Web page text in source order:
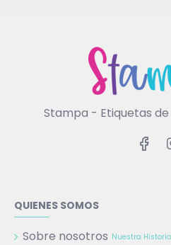
Stampa - Etiquetas de
QUIENES SOMOS
Sobre nosotros Nuestra Historia